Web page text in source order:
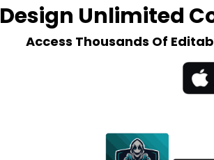
Design Unlimited
Access Thousands Of